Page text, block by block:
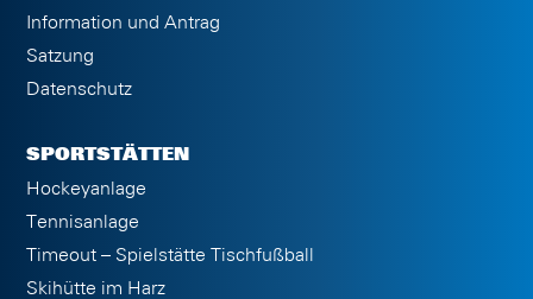
Information und Antrag
Satzung
Datenschutz
SPORTSTÄTTEN
Hockeyanlage
Tennisanlage
Timeout – Spielstätte Tischfußball
Skihütte im Harz